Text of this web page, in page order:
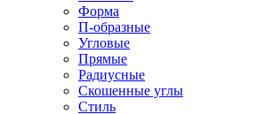
Форма
П-образные
Угловые
Прямые
Радиусные
Скошенные углы
Стиль